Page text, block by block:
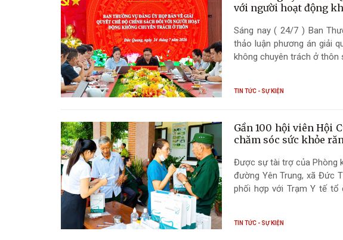
với người hoạt động
Sáng nay ( 24/7 ) Ban
thảo luận phương án giải
không chuyên trách ở thôn
TIN TỨC - SỰ KIỆN
Gần 100 hội viên Hội
chăm sóc sức khỏe
Được sự tài trợ của Phòng
đường Yên Trung, xã Đức
phối hợp với Trạm Y tế tổ
TIN TỨC - SỰ KIỆN